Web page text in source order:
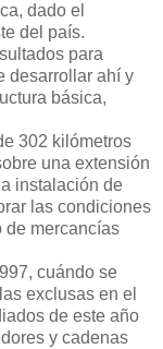
dado el
del país.
para
desarrollar ahí y
básica,
302 kilómetros
una extensión
instalación de
las condiciones
de mercancías
cuándo se
exclusas en el
de este año
y cadenas